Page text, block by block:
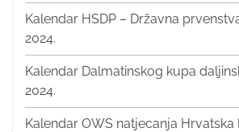
Kalendar HSDP – Državna
2024.
Kalendar Dalmatinskog kupa
2024.
Kalendar OWS natjecanja Hrvatska